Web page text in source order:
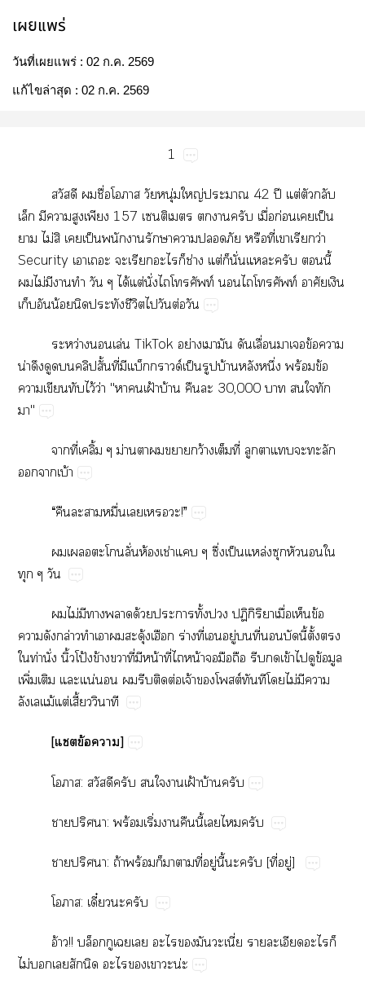
เผยแพร่
วันที่เผยแพร่ : 02 ก.ค. 2569
แก้ไขล่าสุด : 02 ก.ค. 2569
1
​​ื่​​​ุ่​ญ่​​42​ปี​ต่​​​
​​​​​157​​​​​ื่​ก่​​ป็​
​ไม่​​​ป็​​​​​​​ี่​​​ว่​
Security​​​​​​​ช่​ต่​​ั่​​​​ี้​
​ไม่​​​​​ได้​ต่​ั่​​ท์​​​ท์​​​
​​น้​​​ี​​​ต่​
ว่​​ล่​TikTok​ย่​​​​ื่​​​ข้​​
น่​​​ปั้​ี่​​ด์ป็​​บ้​​ึ่​ร้​ข้​
​​​ไว้​ว่"​​ฝ้​บ้​​​30,000​​​​​
"
​ี่​ิ้​ม่​​​​ว้​​ี่​​​​​​
​​บ้
“​​​​ื่​​​!”
​​​ั่​ห้​ช่​​ึ่​ป็​ล่​​​​​
​
​ไม่​​​​ด้​​ั้​​ปิิ​ื่​​ข้​
​​ล่​​​​ุ้​​ร่​ี่​​ู่​​ี่​​​ี้​ั้​​
​ท่​ั่​ิ้​โป้​ข้​​ี่​​น้​ี่​​น้​​​​​​ข้​​​ข้​​
ิ่​​​น่​​​​​ต่​จ้​​ต์​​​ไม่​​​
​ม้​ต่​ี้​
[ข้​]
:​​​​​​ฝ้​บ้​
​ป:​ร้​ิ่​​​ี้​​​
​ป:​ถ้​ร้​​​​ี่​ู่​ี้​​​[ี่​ู่]
:​ี๋​
อ้!!​​​​​​​​ี่​​​​​
ไม่​​​​​​​​น่